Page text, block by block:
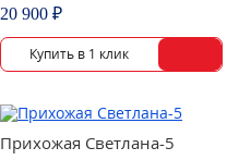
20 900 ₽
Прихожая Светлана-5